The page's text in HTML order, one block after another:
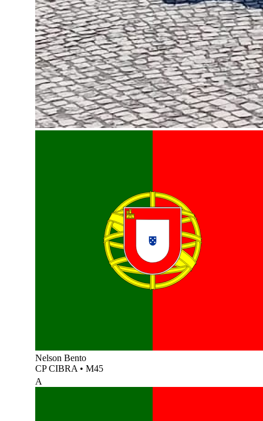
Nelson Bento
CP CIBRA • M45
A